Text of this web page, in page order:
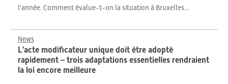
l'année. Comment évalue-t-on la situation à Bruxelles...
News
L'acte modificateur unique doit être adopté
rapidement – trois adaptations essentielles rendraient
la loi encore meilleure